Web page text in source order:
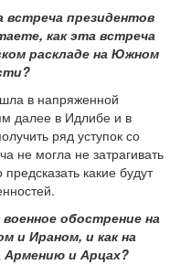
встреча президентов
как эта встреча
раскладе на Южном
в напряженной
далее в Идлибе и в
ряд уступок со
не могла не затрагивать
какие будут
обострение на
и Ираном, и как на
Армению и Арцах?